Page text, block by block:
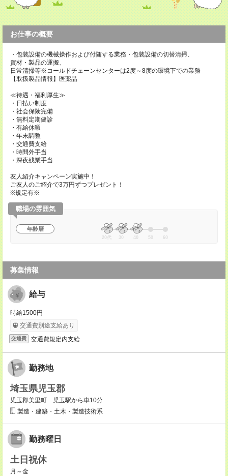
お仕事の概要
・包装設備の機械操作および付随する業務・包装設備の切替清掃、
資材・製品の運搬、
日常清掃等※コールドチェーンセンターは2度～8度の環境下での業務
【取扱製品情報】医薬品
≪待遇・福利厚生≫
・日払い制度
・社会保険完備
・無料定期健診
・有給休暇
・年末調整
・交通費支給
・時間外手当
・深夜残業手当
友人紹介キャンペーン実施中！
ご友人のご紹介で3万円ずつプレゼント！
※規定有※
職場の雰囲気
年齢層
20代 30 40 50 60
募集情報
給与
時給1500円
交通費別途支給あり
交通費 交通費規定内支給
勤務地
埼玉県児玉郡
児玉郡美里町 児玉駅から車10分
製造・建築・土木・製造技術系
勤務曜日
土日祝休
月～金